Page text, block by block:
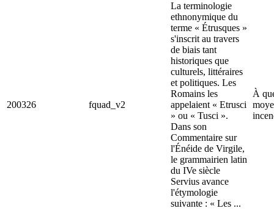
200326 fquad_v2
La terminologie
ethnonymique du
terme « Étrusques »
s'inscrit au travers
de biais tant
historiques que
culturels, littéraires
et politiques. Les
Romains les
appelaient « Etrusci
» ou « Tusci ».
Dans son
Commentaire sur
l'Énéide de Virgile,
le grammairien latin
du IVe siècle
Servius avance
l'étymologie
suivante : « Les ...
À